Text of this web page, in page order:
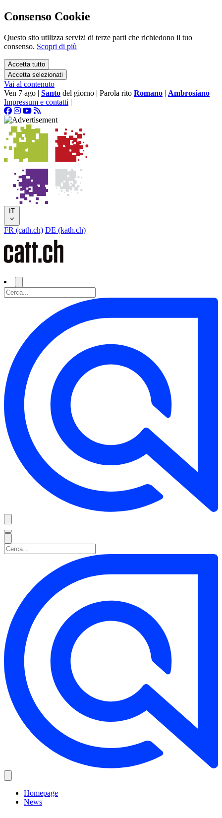
Consenso Cookie
Questo sito utilizza servizi di terze parti che richiedono il tuo
consenso. Scopri di più
Accetta tutto
Accetta selezionati
Vai al contenuto
Ven 7 ago | Santo del giorno | Parola rito Romano | Ambrosiano
Impressum e contatti |
IT
FR (cath.ch) DE (kath.ch)
Homepage
News